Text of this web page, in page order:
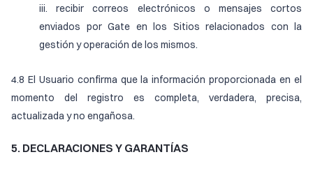
iii. recibir correos electrónicos o mensajes cortos
enviados por Gate en los Sitios relacionados con la
gestión y operación de los mismos.
4.8 El Usuario confirma que la información proporcionada en el
momento del registro es completa, verdadera, precisa,
actualizada y no engañosa.
5. DECLARACIONES Y GARANTÍAS